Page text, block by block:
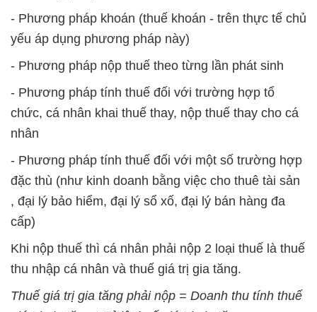
- Phương pháp khoán (thuế khoán - trên thực tế chủ
yếu áp dụng phương pháp này)
- Phương pháp nộp thuế theo từng lần phát sinh
- Phương pháp tính thuế đối với trường hợp tổ
chức, cá nhân khai thuế thay, nộp thuế thay cho cá
nhân
- Phương pháp tính thuế đối với một số trường hợp
đặc thù (như kinh doanh bằng việc cho thuê tài sản
, đại lý bảo hiểm, đại lý sổ xố, đại lý bán hàng đa
cấp)
Khi nộp thuế thì cá nhân phải nộp 2 loại thuế là thuế
thu nhập cá nhân và thuế giá trị gia tăng.
Thuế giá trị gia tăng phải nộp = Doanh thu tính thuế